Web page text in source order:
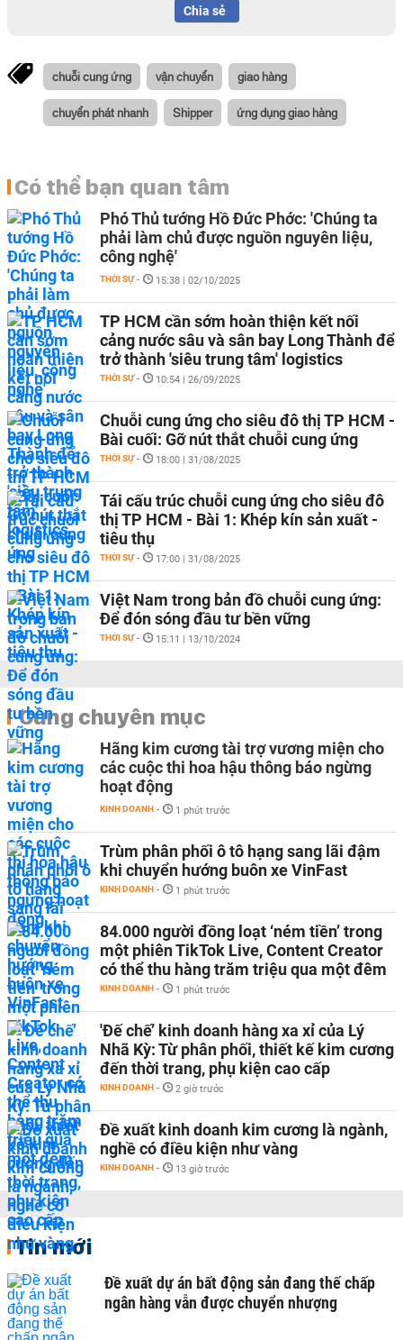
Chia sẻ
chuỗi cung ứng vận chuyển giao hàng
chuyển phát nhanh Shipper ứng dụng giao hàng
Có thể bạn quan tâm
Phó Thủ tướng Hồ Đức Phớc: 'Chúng ta
phải làm chủ được nguồn nguyên liệu,
công nghệ'
THỜI SỰ - 15:38 | 02/10/2025
TP HCM cần sớm hoàn thiện kết nối
cảng nước sâu và sân bay Long Thành để
trở thành 'siêu trung tâm' logistics
THỜI SỰ - 10:54 | 26/09/2025
Chuỗi cung ứng cho siêu đô thị TP HCM -
Bài cuối: Gỡ nút thắt chuỗi cung ứng
THỜI SỰ - 18:00 | 31/08/2025
Tái cấu trúc chuỗi cung ứng cho siêu đô
thị TP HCM - Bài 1: Khép kín sản xuất -
tiêu thụ
THỜI SỰ - 17:00 | 31/08/2025
Việt Nam trong bản đồ chuỗi cung ứng:
Để đón sóng đầu tư bền vững
THỜI SỰ - 15:11 | 13/10/2024
Cùng chuyên mục
Hãng kim cương tài trợ vương miện cho
các cuộc thi hoa hậu thông báo ngừng
hoạt động
KINH DOANH - 1 phút trước
Trùm phân phối ô tô hạng sang lãi đậm
khi chuyển hướng buôn xe VinFast
KINH DOANH - 1 phút trước
84.000 người đồng loạt ‘ném tiền’ trong
một phiên TikTok Live, Content Creator
có thể thu hàng trăm triệu qua một đêm
KINH DOANH - 1 phút trước
'Đế chế’ kinh doanh hàng xa xỉ của Lý
Nhã Kỳ: Từ phân phối, thiết kế kim cương
đến thời trang, phụ kiện cao cấp
KINH DOANH - 2 giờ trước
Đề xuất kinh doanh kim cương là ngành,
nghề có điều kiện như vàng
KINH DOANH - 13 giờ trước
Tin mới
Đề xuất dự án bất động sản đang thế chấp
ngân hàng vẫn được chuyển nhượng